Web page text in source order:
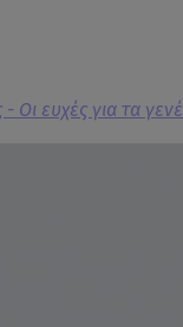
Οι ευχές για τα